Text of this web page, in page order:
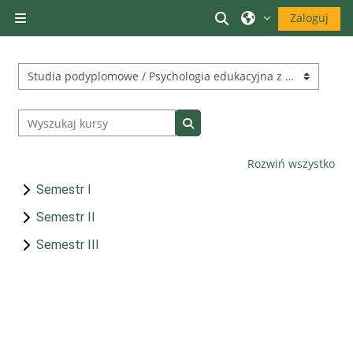
PrzełącznikZaloguj
Kategorie kursów
Wyszukaj kursy
Wyszukaj kursy
Rozwiń wszystko
Semestr I
Semestr II
Semestr III